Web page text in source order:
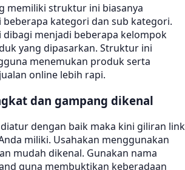
memiliki struktur ini biasanya
kategori dan sub kategori.
menjadi beberapa kelompok
yang dipasarkan. Struktur ini
menemukan produk serta
online lebih rapi.
dan gampang dikenal
dengan baik maka kini giliran link
miliki. Usahakan menggunakan
mudah dikenal. Gunakan nama
guna membuktikan keberadaan